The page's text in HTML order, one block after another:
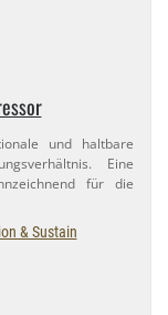
und haltbare
Eine
für die
& Sustain